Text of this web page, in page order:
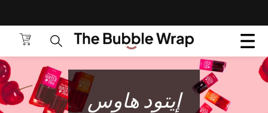
الحقيبة
إيتود هاوس